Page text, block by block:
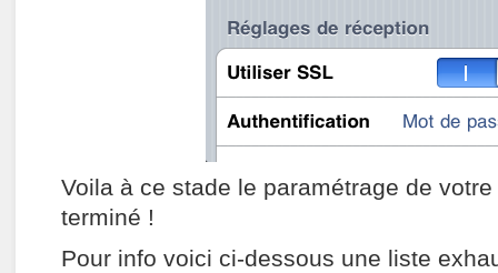
Voila à ce stade le paramétrage de
terminé !
Pour info voici ci-dessous une liste